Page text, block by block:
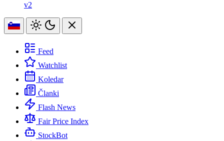
v2
Feed
Watchlist
Koledar
Članki
Flash News
Fair Price Index
StockBot